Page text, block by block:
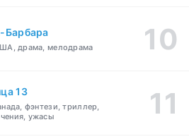
Барбара
драма, мелодрама
13
фэнтези, триллер,
ужасы